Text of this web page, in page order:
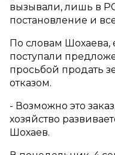
вызывали, лишь в
постановление и
По словам
поступали
просьбой продать
отказом.
- Возможно это
хозяйство
Шохаев.